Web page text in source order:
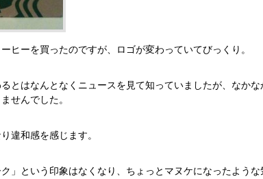
ヒーを買ったのですが、ロゴが変わっていてびっくり。
とはなんとなくニュースを見て知っていましたが、なか
せんでした。
違和感を感じます。
」という印象はなくなり、ちょっとマヌケになったような